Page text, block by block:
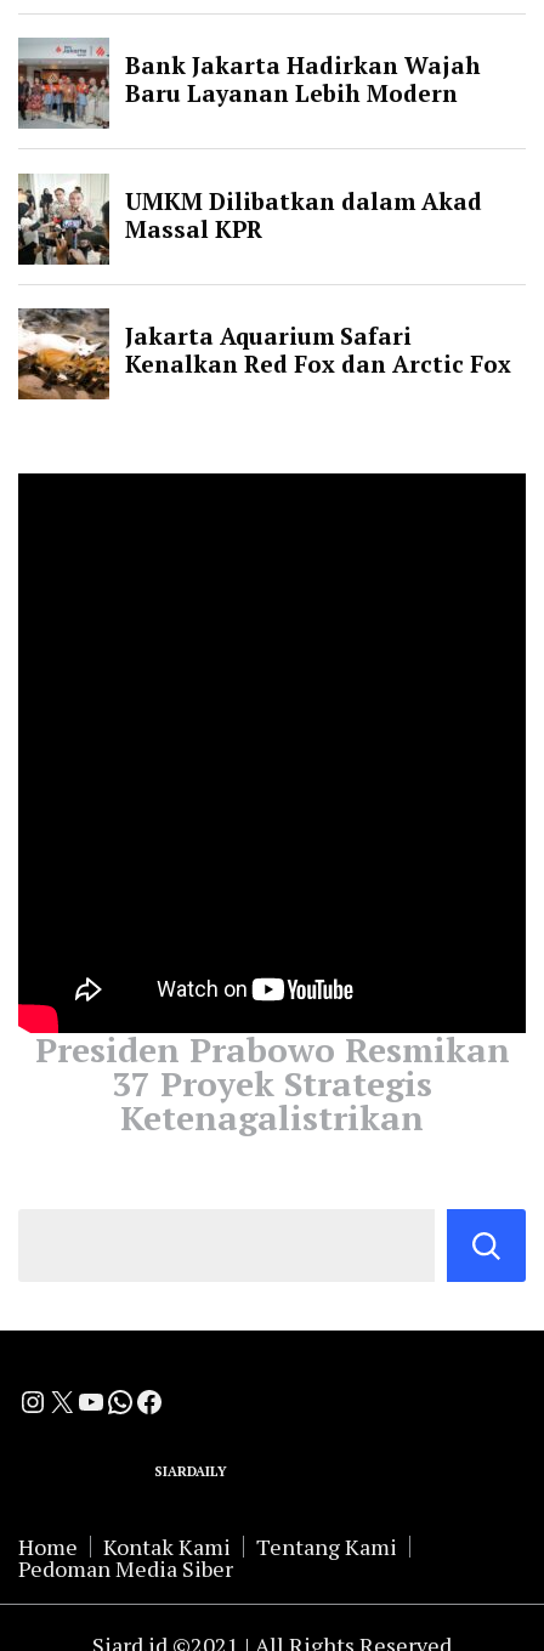
Presiden Prabowo Resmikan
37 Proyek Strategis
Ketenagalistrikan
Instagram
X YouTube
WhatsApp
Facebook
SIARDAILY
Home Kontak Kami Tentang Kami
Pedoman Media Siber
Siard.id ©2021 | All Rights Reserved